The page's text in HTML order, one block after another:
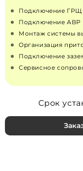
Подключение ГРЩ
Подключение АВР
Монтаж системы
Организация
Подключение
Сервисное
Срок